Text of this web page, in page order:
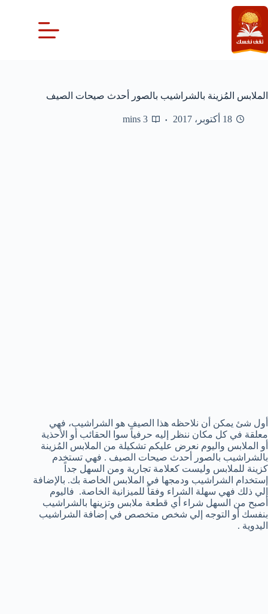
التجاوز
إلى
المحتوى
الملابس المُزينة بالشراشيب بالصور أحدث صيحات الصيف
18 أكتوبر، 2017 3 mins
أول شئ يمكن أن نلاحظه هذا الصيف هو الشراشيب، فهي
معلقة في كل مكان ننظر إليه حرفياً سوا الحقائب أو الأحذية
أو الملابس واليوم نعرض عليكم تشكيلة من الملابس المُزينة
بالشراشيب بالصور أحدث صيحات الصيف . فهي تستخدم
كزينة للملابس وليست كعلامة تجارية ومن السهل جداً
إستخدام الشراشيب ودمجها في الملابس الخاصة بك. بالإضافة
إلي ذلك فهي سهلة الشراء وفقاً للميزانية الخاصة. فاليوم
أصبح من السهل شراء أي قطعة ملابس وتزينها بالشراشيب
بنفسك أو التوجه إلي شخص متخصص في إضافة الشراشيب
اليدوية .